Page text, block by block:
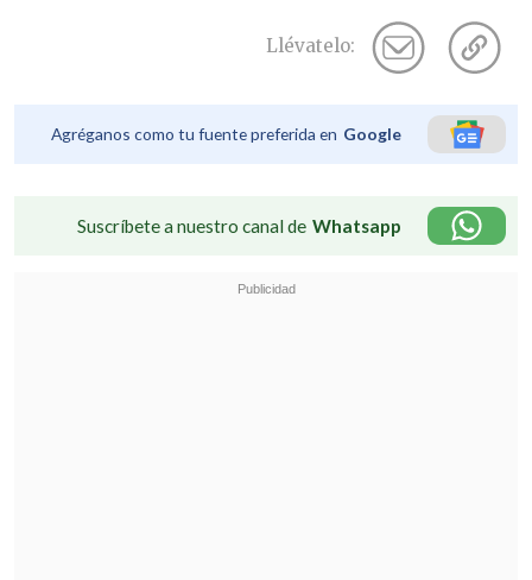
Llévatelo:
Agréganos como tu fuente preferida en Google
Suscríbete a nuestro canal de Whatsapp